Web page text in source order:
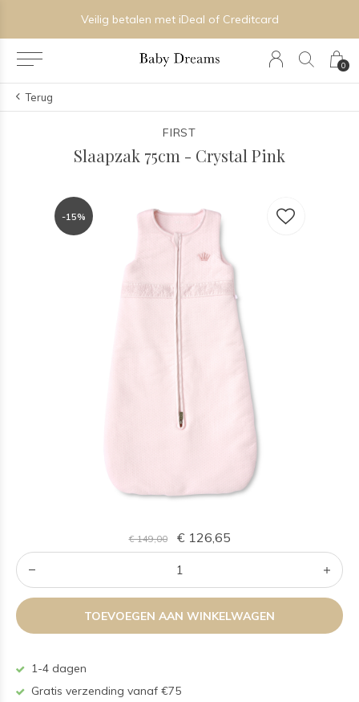
0
Veilig betalen met iDeal of Creditcard
Terug
FIRST
Slaapzak 75cm - Crystal Pink
-15%
€ 149,00 € 126,65
TOEVOEGEN AAN WINKELWAGEN
1-4 dagen
Gratis verzending vanaf €75